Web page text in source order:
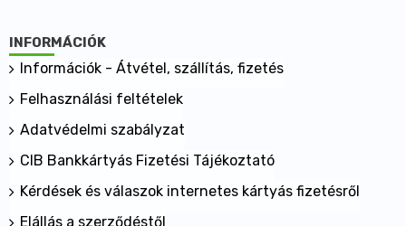
INFORMÁCIÓK
Információk - Átvétel, szállítás, fizetés
Felhasználási feltételek
Adatvédelmi szabályzat
CIB Bankkártyás Fizetési Tájékoztató
Kérdések és válaszok internetes kártyás fizetésről
Elállás a szerződéstől